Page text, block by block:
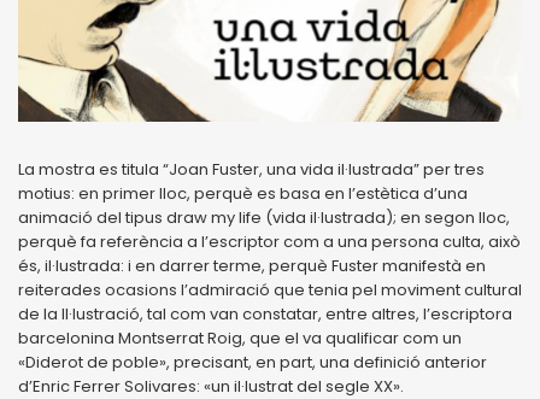
La mostra es titula “Joan Fuster, una vida il·lustrada” per tres
motius: en primer lloc, perquè es basa en l’estètica d’una
animació del tipus draw my life (vida il·lustrada); en segon lloc,
perquè fa referència a l’escriptor com a una persona culta, això
és, il·lustrada: i en darrer terme, perquè Fuster manifestà en
reiterades ocasions l’admiració que tenia pel moviment cultural
de la Il·lustració, tal com van constatar, entre altres, l’escriptora
barcelonina Montserrat Roig, que el va qualificar com un
«Diderot de poble», precisant, en part, una definició anterior
d’Enric Ferrer Solivares: «un il·lustrat del segle XX».